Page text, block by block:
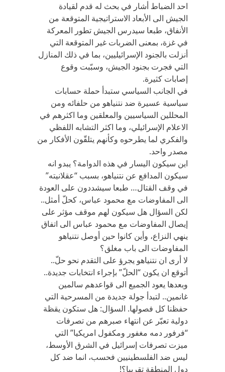
احد الضباط أشار في بحث له قدم لقيادة
الجيش الى الأبعاد الاستراتيجية المتوقعة من
الأنفاق، طبعا سيدرس الجيش تطور المعركة
في غزة، بمعنى الضربات غير المتوقعة التي
أنزلت بالجنود الإسرائيليين، بما في ذلك المنازل
التي فجرت بجنود الجيش، وسبّبت وقوع
إصابات كثيرة.
في الجانب السياسي ستبدأ حملة حسابات
سياسية عسيرة ضد نتنياهو من حلفائه ومن
المحللين السياسيين والمعلقين وما اكثرهم في
الاعلام الإسرائيلي، وما اكثر التشابه اللفظي
والفكري لما يطرحوه وكأنهم يتلقّون الأفكار من
مصدر واحد.
اين سيكون اليسار في هذه الدوامة؟ يبدو انه
سيكون المدافع عن نتنياهو، بسبب “عقلانيته”
في وقف القتال… طبعا سيشددون على العودة
الى المفاوضات مع محمود عباس، كحلّ أمثل..
لكن السؤال هل سيكون لهم موقف مؤثر على
إيصال المفاوضات مع محمود عباس الى اتفاق
ينهي النزاع، وأين كانوا حين أوصل نتنياهو
المفاوضات الى باب مغلق؟
لا أرى ان نتنياهو يجرؤ على التقدم نحو حلّ..
أتوقع ان يكون “الحلّ” بإجراء انتخابات جديدة..
وبعدها يعود الجميع الى قواعدهم سالمين
غانمين.. لتبدأ جولة جديدة من المسرحية التي
حفظنا كل فصولها. السؤال: هل ستكون يقظة
دولية تعبّر عن انتهاء صبرهم من تصرفات
“فرفور دمه مغفور ومكفول امريكيا” التي
ميزت تصرفات إسرائيل في الشرق الأوسط،
ليس ضد الفلسطينيين فحسب، انما ضد كل
دول المنطقة تقريبا؟!